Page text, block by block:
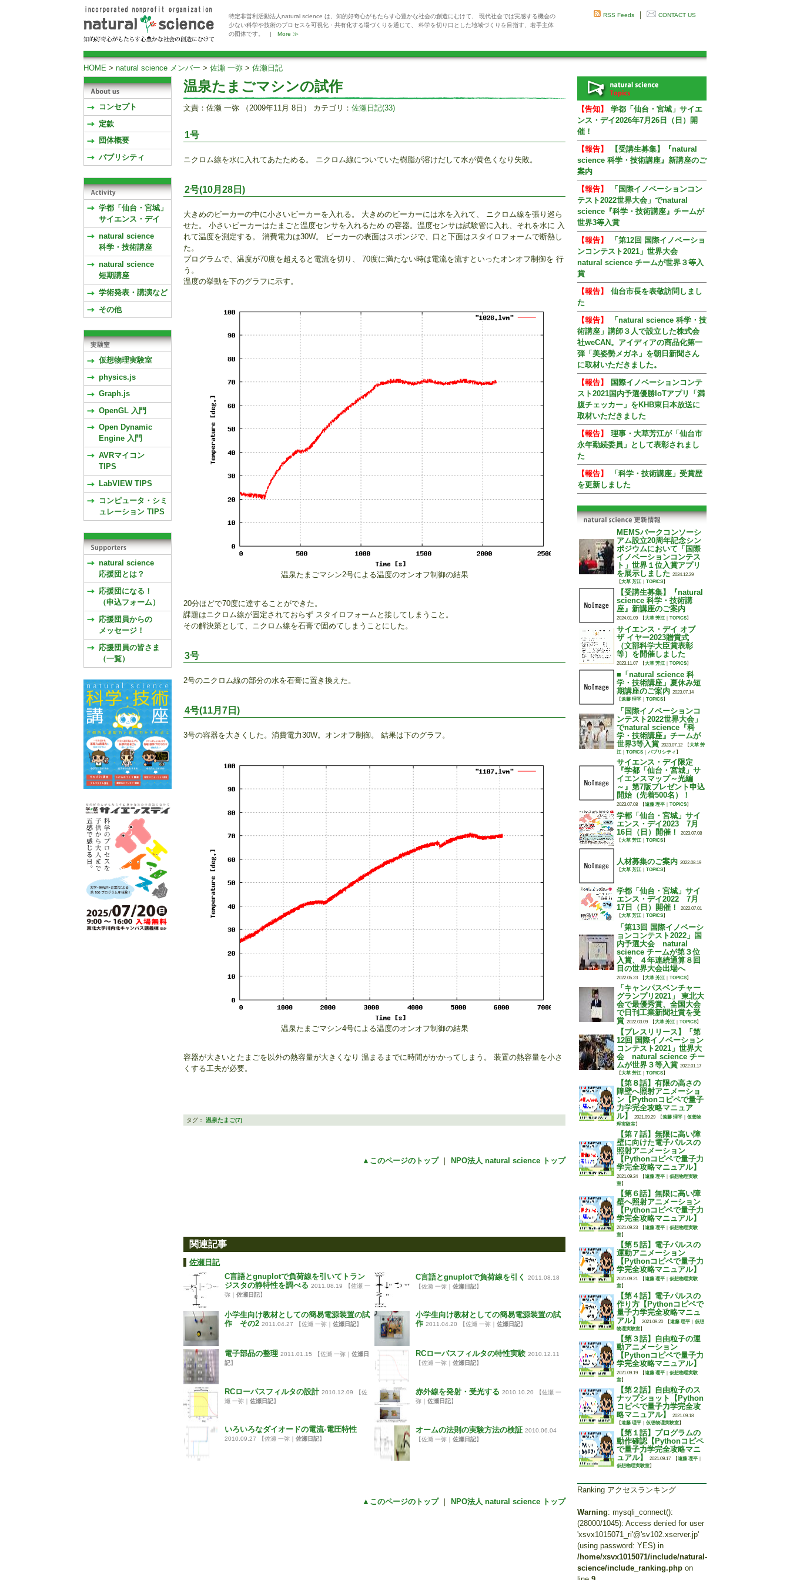
特定非営利活動法人natural science は、知的好奇心がもたらす心豊かな社会の創造にむけて、 現代社会では実感する機会の
少ない科学や技術のプロセスを可視化・共有化する場づくりを通じて、 科学を切り口とした地域づくりを目指す、若手主体
の団体です。 | More ≫
RSS Feeds ｜ CONTACT US
HOME > natural science メンバー > 佐瀬 一弥 > 佐瀬日記
温泉たまごマシンの試作
文責：佐瀬 一弥 （2009年11月 8日） カテゴリ： 佐瀬日記(33)
1号
ニクロム線を水に入れてあたためる。 ニクロム線についていた樹脂が溶けだして水が黄色くなり失敗。
2号(10月28日)
大きめのビーカーの中に小さいビーカーを入れる。 大きめのビーカーには水を入れて、 ニクロム線を張り巡ら
せた。 小さいビーカーはたまごと温度センサを入れるため の容器。温度センサは試験管に入れ、それを水に 入
れて温度を測定する。 消費電力は30W。 ビーカーの表面はスポンジで、口と下面はスタイロフォームで断熱し
た。
プログラムで、温度が70度を超えると電流を切り、 70度に満たない時は電流を流すといったオンオフ制御を 行
う。
温度の挙動を下のグラフに示す。
温泉たまごマシン2号による温度のオンオフ制御の結果
20分ほどで70度に達することができた。
課題はニクロム線が固定されておらず スタイロフォームと接してしまうこと。
その解決策として、ニクロム線を石膏で固めてしまうことにした。
3号
2号のニクロム線の部分の水を石膏に置き換えた。
4号(11月7日)
3号の容器を大きくした。消費電力30W。オンオフ制御。 結果は下のグラフ。
温泉たまごマシン4号による温度のオンオフ制御の結果
容器が大きいとたまごを以外の熱容量が大きくなり 温まるまでに時間がかかってしまう。 装置の熱容量を小さ
くする工夫が必要。
タグ： 温泉たまご(7)
▲このページのトップ｜ NPO法人 natural science トップ
関連記事
佐瀬日記
C言語とgnuplotで負荷線を引いてトラン
ジスタの静特性を調べる 2011.08.19
【佐瀬 一
弥｜ 佐瀬日記】
C言語とgnuplotで負荷線を引く
2011.08.18
【佐瀬 一弥｜ 佐瀬日記】
小学生向け教材としての簡易電源装置の試
作 その2 2011.04.27 【佐瀬 一弥｜ 佐瀬日記】
小学生向け教材としての簡易電源装置の試
作 2011.04.20 【佐瀬 一弥｜ 佐瀬日記】
電子部品の整理 2011.01.15 【佐瀬 一弥｜ 佐瀬日
記】
RCローパスフィルタの特性実験 2010.12.11
【佐瀬 一弥｜ 佐瀬日記】
RCローパスフィルタの設計 2010.12.09
【佐
瀬 一弥｜ 佐瀬日記】
赤外線を発射・受光する 2010.10.20
【佐瀬 一
弥｜ 佐瀬日記】
いろいろなダイオードの電流-電圧特性
2010.09.27 【佐瀬 一弥｜ 佐瀬日記】
オームの法則の実験方法の検証 2010.06.04
【佐瀬 一弥｜ 佐瀬日記】
▲このページのトップ｜ NPO法人 natural science トップ
コンセプト
定款
団体概要
パブリシティ
学都「仙台・宮城」
サイエンス・デイ
natural science
科学・技術講座
natural science
短期講座
学術発表・講演など
その他
仮想物理実験室
physics.js
Graph.js
OpenGL 入門
Open Dynamic
Engine 入門
AVRマイコン
TIPS
LabVIEW TIPS
コンピュータ・シミ
ュレーション TIPS
natural science
応援団とは？
応援団になる！
（申込フォーム）
応援団員からの
メッセージ！
応援団員の皆さま
（一覧）
【告知】
学都「仙台・宮城」サイエ
ンス・デイ2026年7月26日（日）開
催！
【報告】
【受講生募集】『natural
science 科学・技術講座』新講座のご
案内
【報告】
「国際イノベーションコン
テスト2022世界大会」でnatural
science『科学・技術講座』チームが
世界3等入賞
【報告】
「第12回 国際イノベーショ
ンコンテスト2021」世界大会
natural science チームが世界３等入
賞
【報告】
仙台市長を表敬訪問しまし
た
【報告】
「natural science 科学・技
術講座」講師３人で設立した株式会
社weCAN。アイディアの商品化第一
弾「美姿勢メガネ」を朝日新聞さん
に取材いただきました。
【報告】
国際イノベーションコンテ
スト2021国内予選優勝IoTアプリ「満
腹チェッカー」をKHB東日本放送に
取材いただきました
【報告】
理事・大草芳江が「仙台市
永年勤続委員」として表彰されまし
た
【報告】
「科学・技術講座」受賞歴
を更新しました
MEMSパークコンソーシ
アム設立20周年記念シン
ポジウムにおいて「国際
イノベーションコンテス
ト」世界１位入賞アプリ
を展示しました 2024.12.29
【大草 芳江 TOPICS】
【受講生募集】『natural
science 科学・技術講
座』新講座のご案内
2024.01.09 【大草 芳江 TOPICS】
サイエンス・デイ オブ
ザ イヤー2023贈賞式
（文部科学大臣賞表彰
等）を開催しました
2023.11.07 【大草 芳江 TOPICS】
■「natural science 科
学・技術講座」夏休み短
期講座のご案内 2023.07.14
【遠藤 理平 TOPICS】
「国際イノベーションコ
ンテスト2022世界大会」
でnatural science『科
学・技術講座』チームが
世界3等入賞 2023.07.12 【大草 芳
江
TOPICS パブリシティ 】
サイエンス・デイ限定
『学都「仙台・宮城」サ
イエンスマップ～光編
～』第7版プレゼント申込
開始（先着500名）！
2023.07.08 【遠藤 理平 TOPICS】
学都「仙台・宮城」サイ
エンス・デイ2023 7月
16日（日）開催！
2023.07.08
【大草 芳江 TOPICS】
人材募集のご案内 2022.08.19
【大草 芳江 TOPICS】
学都「仙台・宮城」サイ
エンス・デイ2022 7月
17日（日）開催！
2022.07.01
【大草 芳江 TOPICS】
「第13回 国際イノベーシ
ョンコンテスト2022」国
内予選大会 natural
science チームが第３位
入賞、４年連続通算８回
目の世界大会出場へ
2022.05.23 【大草 芳江 TOPICS】
「キャンパスベンチャー
グランプリ2021」 東北大
会で最優秀賞、全国大会
で日刊工業新聞社賞を受
賞 2022.03.09 【大草 芳江 TOPICS】
【プレスリリース】「第
12回 国際イノベーション
コンテスト2021」世界大
会 natural science チー
ムが世界３等入賞 2022.01.17
【大草 芳江 TOPICS】
【第８話】有限の高さの
障壁へ照射アニメーショ
ン【Pythonコピペで量子
力学完全攻略マニュア
ル】
2021.09.29 【遠藤 理平
仮想物
理実験室】
【第７話】無限に高い障
壁に向けた電子パルスの
照射アニメーション
【Pythonコピペで量子力
学完全攻略マニュアル】
2021.09.24 【遠藤 理平
仮想物理実験
室】
【第６話】無限に高い障
壁へ照射アニメーション
【Pythonコピペで量子力
学完全攻略マニュアル】
2021.09.23 【遠藤 理平
仮想物理実験
室】
【第５話】電子パルスの
運動アニメーション
【Pythonコピペで量子力
学完全攻略マニュアル】
2021.09.21 【遠藤 理平
仮想物理実験
室】
【第４話】電子パルスの
作り方【Pythonコピペで
量子力学完全攻略マニュ
アル】
2021.09.20 【遠藤 理平
仮想
物理実験室】
【第３話】自由粒子の運
動アニメーション
【Pythonコピペで量子力
学完全攻略マニュアル】
2021.09.19 【遠藤 理平
仮想物理実験
室】
【第２話】自由粒子のス
ナップショット【Python
コピペで量子力学完全攻
略マニュアル】
2021.09.18
【遠藤 理平 仮想物理実験室】
【第１話】プログラムの
動作確認【Pythonコピペ
で量子力学完全攻略マニ
ュアル】
2021.09.17 【遠藤 理平
仮想物理実験室】
Ranking アクセスランキング
Warning: mysqli_connect():
(28000/1045): Access denied for user
'xsvx1015071_ri'@'sv102.xserver.jp'
(using password: YES) in
/home/xsvx1015071/include/natural-
science/include_ranking.php on